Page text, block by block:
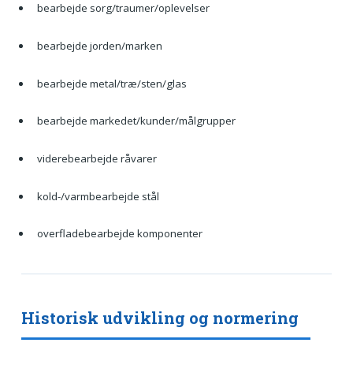
bearbejde sorg/traumer/oplevelser
bearbejde jorden/marken
bearbejde metal/træ/sten/glas
bearbejde markedet/kunder/målgrupper
viderebearbejde råvarer
kold-/varmbearbejde stål
overfladebearbejde komponenter
Historisk udvikling og normering